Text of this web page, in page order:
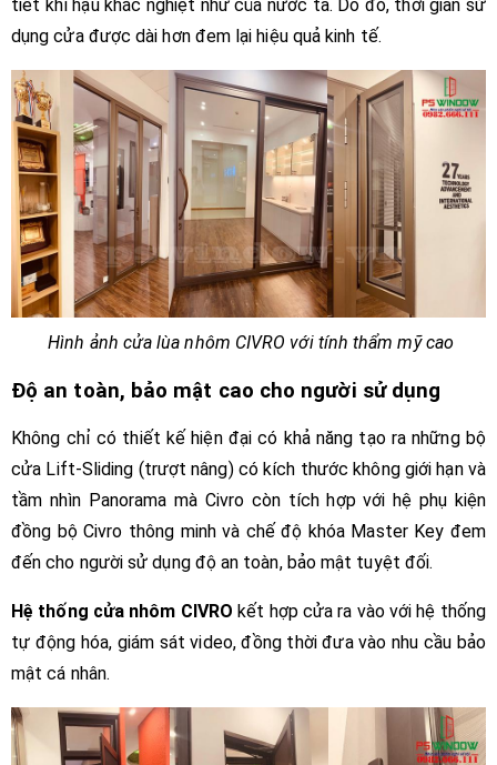
tiết khí hậu khắc nghiệt như của nước ta. Do đó, thời gian sử
dụng cửa được dài hơn đem lại hiệu quả kinh tế.
Hình ảnh cửa lùa nhôm CIVRO với tính thẩm mỹ cao
Độ an toàn, bảo mật cao cho người sử dụng
Không chỉ có thiết kế hiện đại có khả năng tạo ra những bộ
cửa Lift-Sliding (trượt nâng) có kích thước không giới hạn và
tầm nhìn Panorama mà Civro còn tích hợp với hệ phụ kiện
đồng bộCivro thông minh và chế độ khóa Master Key đem
đến cho người sử dụng độ an toàn, bảo mật tuyệt đối.
Hệ thống cửa nhôm CIVRO kết hợp cửa ra vào với hệ thống
tự động hóa, giám sát video, đồng thời đưa vào nhu cầu bảo
mật cá nhân.